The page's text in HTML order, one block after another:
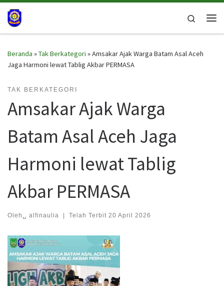
Skip to content
Search
Beranda »Tak Berkategori »Amsakar Ajak Warga Batam Asal Aceh
Jaga Harmoni lewat Tablig Akbar PERMASA
TAK BERKATEGORI
Amsakar Ajak Warga
Batam Asal Aceh Jaga
Harmoni lewat Tablig
Akbar PERMASA
Oleh␣ alfinaulia | Telah Terbit 20 April 2026